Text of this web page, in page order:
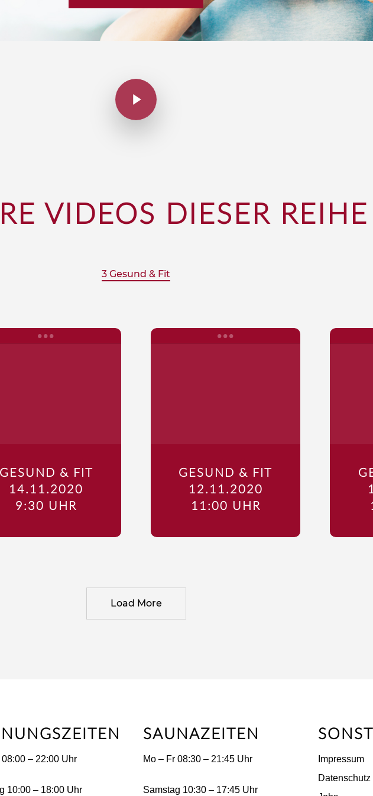
VIDEOS DIESER REIHE
3 Gesund & Fit
GESUND & FIT
14.11.2020
9:30 UHR
GESUND & FIT
12.11.2020
11:00 UHR
Load More
08:00 – 22:00 Uhr
10:00 – 18:00 Uhr
SAUNAZEITEN
Mo – Fr 08:30 – 21:45 Uhr
Samstag 10:30 – 17:45 Uhr
Impressum
Datenschutz